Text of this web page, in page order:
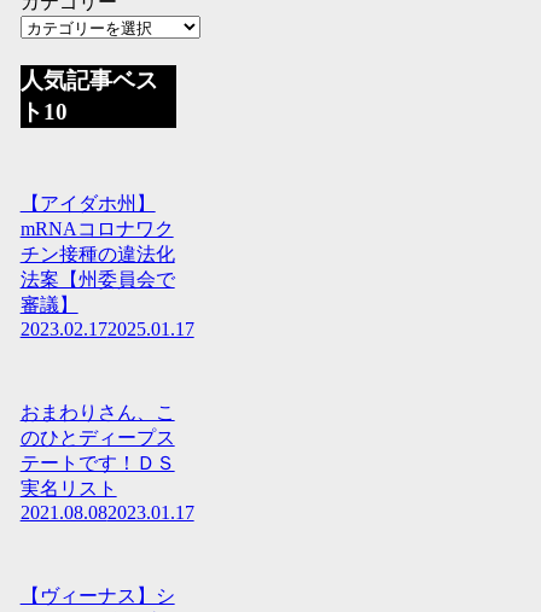
人気記事ベス
ト10
【アイダホ州】
mRNAコロナワク
チン接種の違法化
法案【州委員会で
審議】
2023.02.172025.01.17
おまわりさん、こ
のひとディープス
テートです！ＤＳ
実名リスト
2021.08.082023.01.17
【ヴィーナス】シ